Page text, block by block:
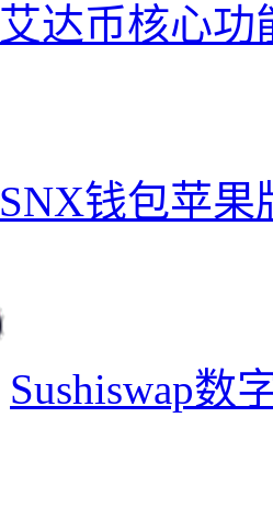
艾达币核心功
SNX钱包苹果
Sushiswap数